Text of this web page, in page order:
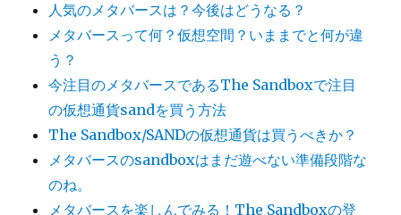
人気のメタバースは？今後はどうなる？
メタバースって何？仮想空間？いままでと何が違
う？
今注目のメタバースであるThe Sandboxで注目
の仮想通貨sandを買う方法
The Sandbox/SANDの仮想通貨は買うべきか？
メタバースのsandboxはまだ遊べない準備段階な
のね。
メタバースを楽しんでみる！The Sandboxの登